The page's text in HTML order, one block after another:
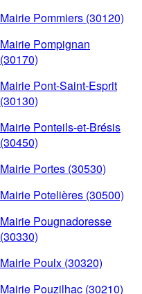
Mairie Pommiers (30120)
Mairie Pompignan
(30170)
Mairie Pont-Saint-Esprit
(30130)
Mairie Ponteils-et-Brésis
(30450)
Mairie Portes (30530)
Mairie Potelières (30500)
Mairie Pougnadoresse
(30330)
Mairie Poulx (30320)
Mairie Pouzilhac (30210)